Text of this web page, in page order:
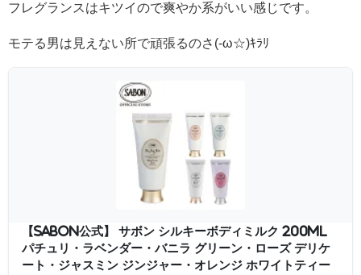
フレグランスはキツイので爽やか系がいい感じです。
モテる男は見えない所で頑張るのさ(-ω☆)ｷﾗﾘ
【SABON公式】 サボン シルキーボディミルク 200mL
パチュリ・ラベンダー・バニラ グリーン・ローズ デリケ
ート・ジャスミン ジンジャー・オレンジ ホワイトティー